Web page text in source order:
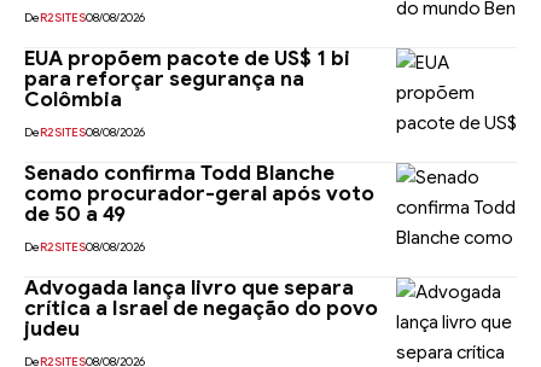
DeR2SITES08/08/2026
EUA propõem pacote de US$ 1 bi
para reforçar segurança na
Colômbia
DeR2SITES08/08/2026
Senado confirma Todd Blanche
como procurador-geral após voto
de 50 a 49
DeR2SITES08/08/2026
Advogada lança livro que separa
crítica a Israel de negação do povo
judeu
DeR2SITES08/08/2026